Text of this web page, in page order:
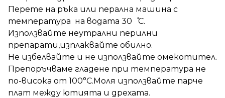
Перете на ръка или перална машина с
температура на водата 30 ̊С.
Използвайте неутрални перилни
препарати,изплаквайте обилно.
Не избелвайте и не използвайте омекотител.
Препоръчваме гладене при температура не
по-висока от 100°C.Моля използвайте парче
плат между ютията и дрехата.